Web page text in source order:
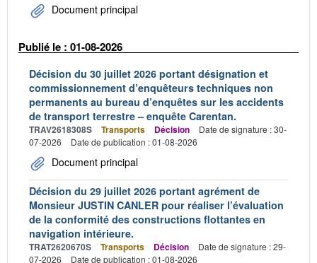
Document principal
Publié le : 01-08-2026
Décision du 30 juillet 2026 portant désignation et
commissionnement d’enquêteurs techniques non
permanents au bureau d’enquêtes sur les accidents
de transport terrestre – enquête Carentan.
TRAV2618308S Transports Décision
Date de signature : 30-
07-2026
Date de publication : 01-08-2026
Document principal
Décision du 29 juillet 2026 portant agrément de
Monsieur JUSTIN CANLER pour réaliser l’évaluation
de la conformité des constructions flottantes en
navigation intérieure.
TRAT2620670S Transports Décision
Date de signature : 29-
07-2026
Date de publication : 01-08-2026